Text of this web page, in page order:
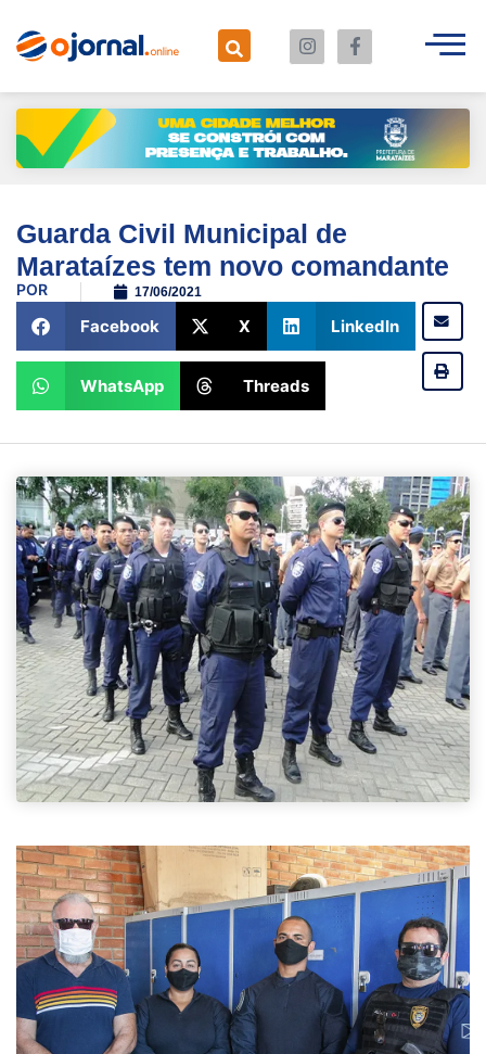
Guarda Civil Municipal de
Marataízes tem novo comandante
POR 17/06/2021
Facebook X LinkedIn
WhatsApp Threads